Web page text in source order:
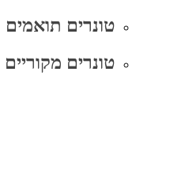
טונרים תואמים
טונרים מקוריים